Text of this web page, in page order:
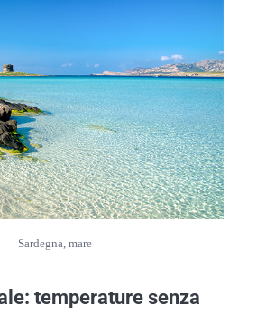
Sardegna, mare
temperature senza